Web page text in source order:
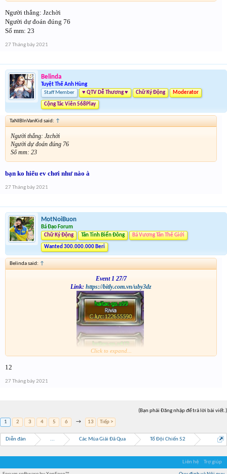
Người thắng: Jzchời
Người dự đoán đúng 76
Số mm: 23
27 Tháng bảy 2021
Belinda
Tuyệt Thế Anh Hùng
Staff Member
♥ QTV Dễ Thương ♥ Chữ Ký Động Moderator
Cộng Tác Viên 568Play
TaNIBInVanKid said: ↑
Người thắng: Jzchời
Người dự đoán đúng 76
Số mm: 23
bạn ko hiểu ev chơi như nào à
27 Tháng bảy 2021
MotNoiBuon
Bá Đạo Forum
Chữ Ký Động
Tân Tinh Biển Đông Bá Vương Tân Thế Giới
Wanted 300.000.000 Beri
Belinda said: ↑
Event 1 27/7
Link: https://bitly.com.vn/uby3dz
Click to expand...
12
27 Tháng bảy 2021
(Bạn phải Đăng nhập để trả lời bài viết.)
1
2 3 4 5 6 → 13 Tiếp >
Diễn đàn ... Các Mùa Giải Đã Qua Tổ Đội Chiến 52
Liên hệ Trợ giúp